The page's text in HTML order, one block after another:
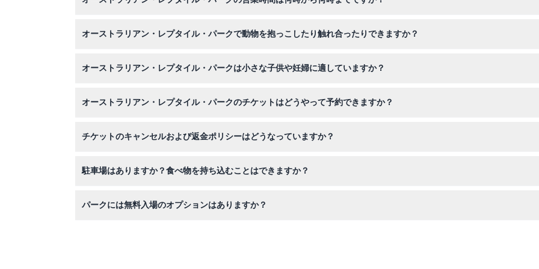
オーストラリアン・レプタイル・パークで動物を抱っこしたり触れ合ったりできますか？
オーストラリアン・レプタイル・パークは小さな子供や妊婦に適していますか？
オーストラリアン・レプタイル・パークのチケットはどうやって予約できますか？
チケットのキャンセルおよび返金ポリシーはどうなっていますか？
駐車場はありますか？食べ物を持ち込むことはできますか？
パークには無料入場のオプションはありますか？